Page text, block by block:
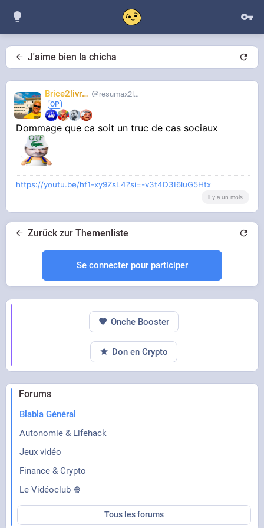
J'aime bien la chicha
Brice2livres resumax2livres
Dommage que ca soit un truc de cas sociaux
https://youtu.be/hf1-xy9ZsL4?si=-v3t4D3I6luG5Htx
il y a un mois
Zurück zur Themenliste
Se connecter pour participer
Forums
Blabla Général
Autonomie & Lifehack
Jeux vidéo
Finance & Crypto
Le Vidéoclub 🍿
Tous les forums
Onche Booster
Don en Crypto